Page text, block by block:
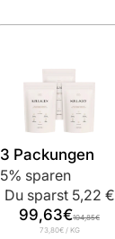
3 Packungen
5% sparen
Du sparst 5,22 €
99,63€104,85€
73,80€/ KG